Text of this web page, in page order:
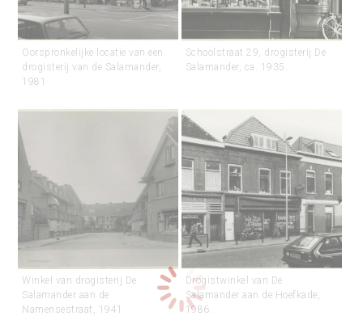
Oorspronkelijke locatie van een
drogisterij van de Salamander,
1981
Schoolstraat 29, drogisterij De
Salamander, ca. 1935.
Winkel van drogisterij De
Salamander aan de
Namensestraat, 1941
Drogistwinkel van De
Salamander aan de Hoefkade,
1986.